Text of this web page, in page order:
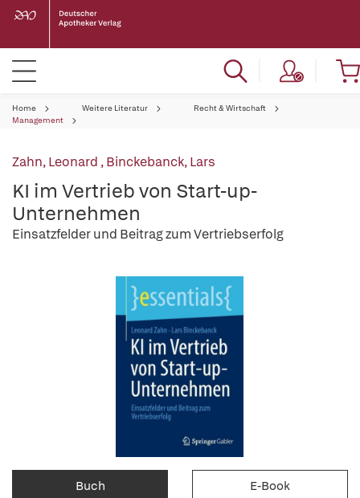
Home Weitere Literatur
Recht & Wirtschaft
Management
Zahn, Leonard ,Binckebanck, Lars
KI im Vertrieb von Start-up-
Unternehmen
Einsatzfelder und Beitrag zum Vertriebserfolg
Buch E-Book